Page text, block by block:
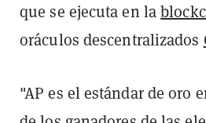
que se ejecuta en la
oráculos descentralizados
"AP es el estándar de oro